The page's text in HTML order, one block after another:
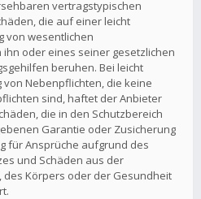
vertragstypischen
die auf einer leicht
von wesentlichen
oder eines seiner gesetzlichen
beruhen. Bei leicht
Nebenpflichten, die keine
sind, haftet der Anbieter
die in den Schutzbereich
Garantie oder Zusicherung
für Ansprüche aufgrund des
und Schäden aus der
des Körpers oder der Gesundheit